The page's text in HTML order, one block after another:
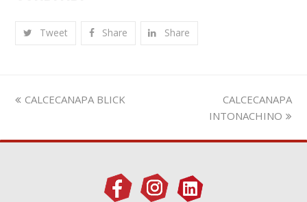
Tweet Share Share
Slide
CALCECANAPA BLICK
visualizza
articolo:
CALCECANAPA
INTONACHINO